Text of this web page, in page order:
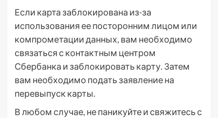
Если карта заблокирована из-за
использования ее посторонним лицом или
компрометации данных, вам необходимо
связаться с контактным центром
Сбербанка и заблокировать карту. Затем
вам необходимо подать заявление на
перевыпуск карты.
В любом случае, не паникуйте и свяжитесь с